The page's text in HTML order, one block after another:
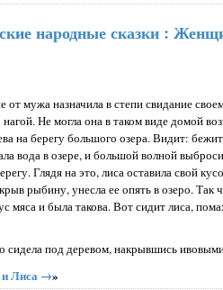
народные сказки :
от мужа назначила в степи свидание
Не могла она в таком виде домой
на берегу большого озера. Видит:
вода в озере, и большой волной
Глядя на это, лиса оставила свой
рыбину, унесла ее опять в озеро.
мяса и была такова. Вот сидит лиса,
сидела под деревом, накрывшись
и Лиса →»